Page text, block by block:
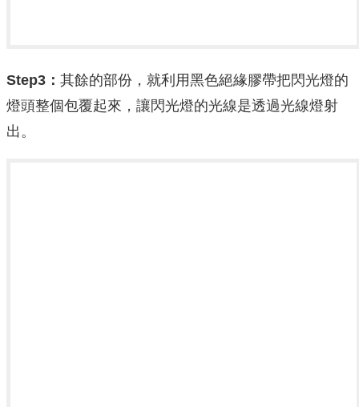
Step3： 其餘的部份，就利用黑色絕緣膠帶把閃光燈的
燈頭整個包覆起來，讓閃光燈的光線是透過光線燈射
出。